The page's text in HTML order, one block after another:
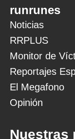
runrunes
Noticias
RRPLUS
Monitor de
Reportajes
El Megafono
Opinión
Nuestras